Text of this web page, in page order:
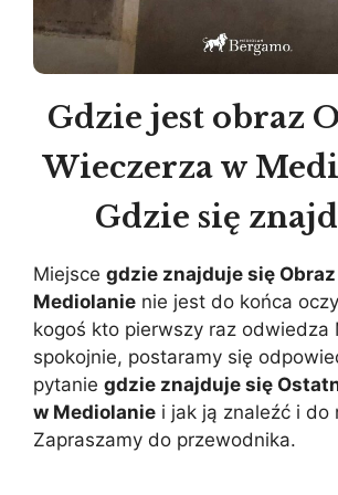
Gdzie jest obraz
Wieczerza w
Gdzie się
Miejsce gdzie znajduje się
Mediolanie nie jest do końca
kogoś kto pierwszy raz odwiedza
spokojnie, postaramy się
pytanie gdzie znajduje się
w Mediolanie i jak ją znaleźć i do
Zapraszamy do przewodnika.